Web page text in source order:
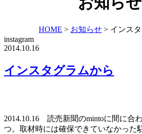
HOME > お知らせ > インス
instagram
2014.10.16
インスタグラムから
2014.10.16 読売新聞のmintoに間に合
つ。取材時には確保できていなかった